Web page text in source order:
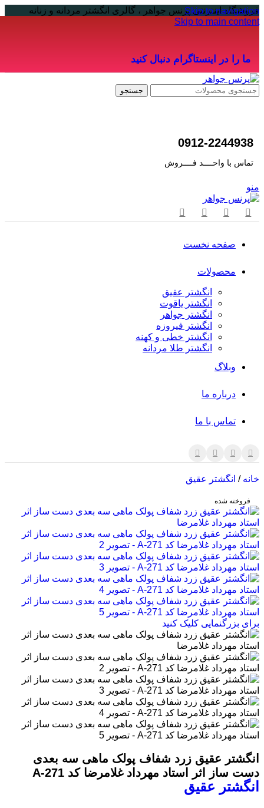
Skip to navigation
Skip to main content
فروشگاه اینترنتی پرنس جواهر ، گالری انگشتر مردانه و زنانه
ما را در اینستاگرام دنبال کنید
جستجو
0912-2244938
تماس با واحــــد فــــروش
منو
صفحه نخست
محصولات
انگشتر عقیق
انگشتر یاقوت
انگشتر جواهر
انگشتر فیروزه
انگشتر خطی و کهنه
انگشتر طلا مردانه
وبلاگ
درباره ما
تماس با ما
خانه/ انگشتر عقیق
فروخته شده
برای بزرگنمایی کلیک کنید
انگشتر عقیق زرد شفاف پولک ماهی سه بعدی
دست ساز اثر استاد مهرداد غلامرضا کد A-271
انگشتر عقیق